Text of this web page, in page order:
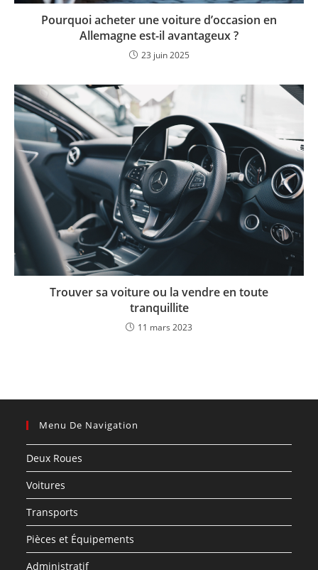
Pourquoi acheter une voiture d’occasion en
Allemagne est-il avantageux ?
23 juin 2025
Trouver sa voiture ou la vendre en toute
tranquillite
11 mars 2023
Menu De Navigation
Deux Roues
Voitures
Transports
Pièces et Équipements
Administratif